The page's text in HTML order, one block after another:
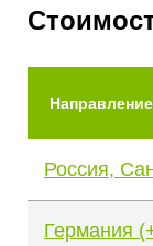
Россия,
Германия